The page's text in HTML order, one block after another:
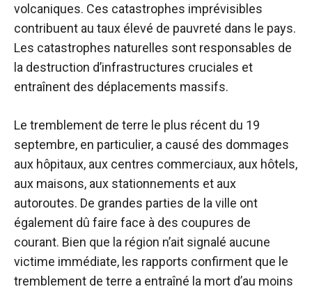
volcaniques. Ces catastrophes imprévisibles
contribuent au taux élevé de pauvreté dans le pays.
Les catastrophes naturelles sont responsables de
la destruction d’infrastructures cruciales et
entraînent des déplacements massifs.
Le tremblement de terre le plus récent du 19
septembre, en particulier, a causé des dommages
aux hôpitaux, aux centres commerciaux, aux hôtels,
aux maisons, aux stationnements et aux
autoroutes. De grandes parties de la ville ont
également dû faire face à des coupures de
courant. Bien que la région n’ait signalé aucune
victime immédiate, les rapports confirment que le
tremblement de terre a entraîné la mort d’au moins